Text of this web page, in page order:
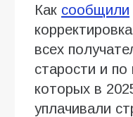
Как сообщили
всех
старости и по
которых в
уплачивали